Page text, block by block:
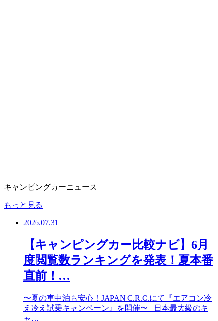
キャンピングカーニュース
もっと見る
2026.07.31
【キャンピングカー比較ナビ】6月
度閲覧数ランキングを発表！夏本番
直前！…
〜夏の車中泊も安心！JAPAN C.R.C.にて『エアコン冷
え冷え試乗キャンペーン』を開催〜 日本最大級のキ
ャ…